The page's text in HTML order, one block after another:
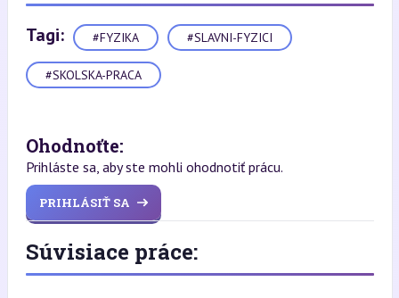
Tagi: #FYZIKA #SLAVNI-FYZICI
#SKOLSKA-PRACA
Ohodnoťte:
Prihláste sa, aby ste mohli ohodnotiť prácu.
PRIHLÁSIŤ SA
Súvisiace práce: